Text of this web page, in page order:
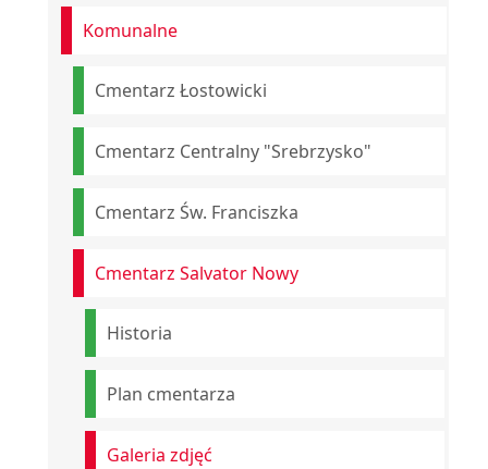
Komunalne
Cmentarz Łostowicki
Cmentarz Centralny "Srebrzysko"
Cmentarz Św. Franciszka
Cmentarz Salvator Nowy
Historia
Plan cmentarza
Galeria zdjęć